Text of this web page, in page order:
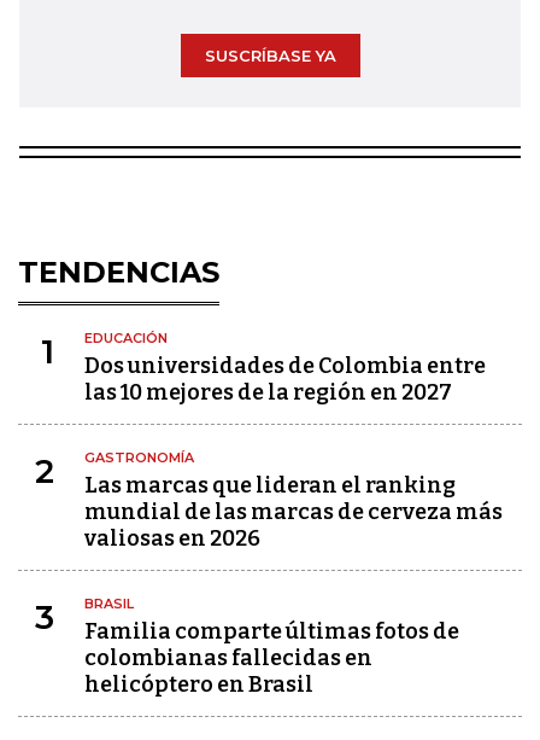
SUSCRÍBASE YA
TENDENCIAS
1 EDUCACIÓN
Dos universidades de Colombia entre
las 10 mejores de la región en 2027
2 GASTRONOMÍA
Las marcas que lideran el ranking
mundial de las marcas de cerveza más
valiosas en 2026
3 BRASIL
Familia comparte últimas fotos de
colombianas fallecidas en
helicóptero en Brasil